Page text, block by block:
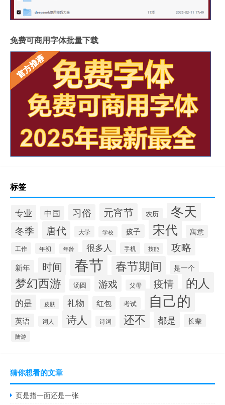
免费可商用字体批量下载
标签
专业 中国 习俗 元宵节 农历 冬天
冬季 唐代 大学 学校 孩子 宋代 寓意
工作 年初 年龄 很多人 手机 技能 攻略
新年 时间 春节 春节期间 是一个
梦幻西游 汤圆 游戏 父母 疫情 的人
的是 皮肤 礼物 红包 考试 自己的
英语 词人 诗人 诗词 还不 都是 长辈
陆游
猜你想看的文章
页是指一面还是一张